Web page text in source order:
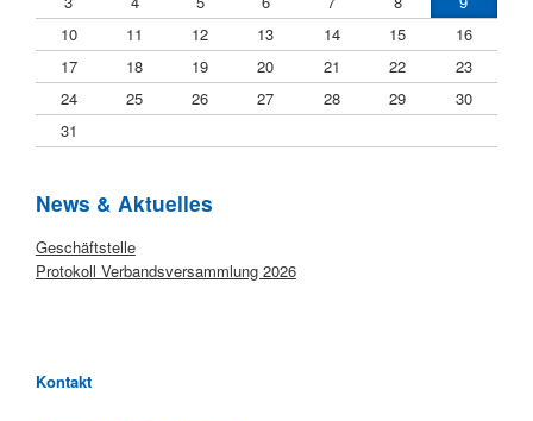
10
11 12 13 14 15
16
17
18 19 20 21 22
23
24
25 26 27 28 29
30
31
Startseite
News & Aktuelles
Geschäftstelle
Protokoll Verbandsversammlung 2026
Kontakt